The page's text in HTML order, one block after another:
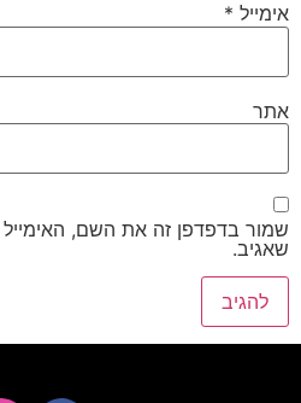
אימייל *
אתר
שמור בדפדפן זה את השם,
שאגיב.